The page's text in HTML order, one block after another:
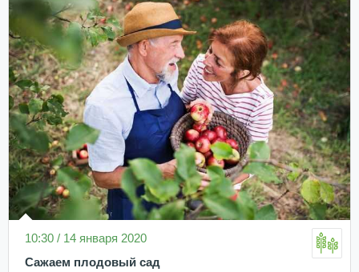
10:30 / 14 января 2020
Сажаем плодовый сад